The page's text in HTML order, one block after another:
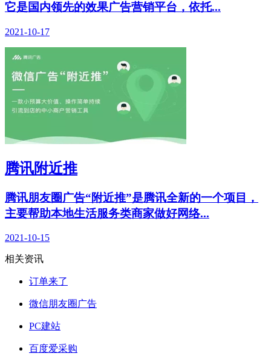
它是国内领先的效果广告营销平台，依托...
2021-10-17
腾讯附近推
腾讯朋友圈广告“附近推”是腾讯全新的一个项目，
主要帮助本地生活服务类商家做好网络...
2021-10-15
相关资讯
订单来了
微信朋友圈广告
PC建站
百度爱采购